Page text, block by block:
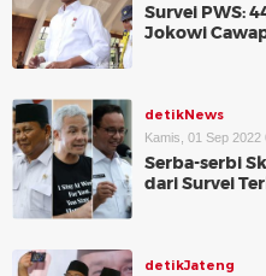
Survei PWS:
Jokowi
detikNews
Kamis, 01 Sep 2022
Serba-serbi
dari Survei
detikJateng